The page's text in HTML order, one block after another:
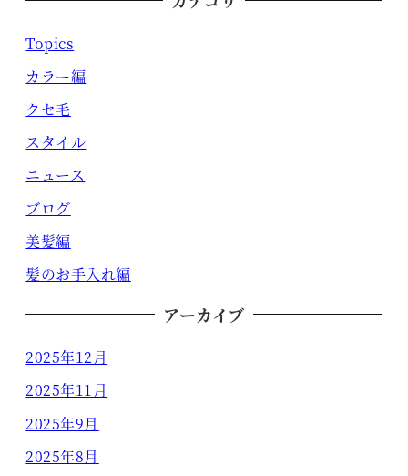
Topics
カラー編
クセ毛
スタイル
ニュース
ブログ
美髪編
髪のお手入れ編
アーカイブ
2025年12月
2025年11月
2025年9月
2025年8月